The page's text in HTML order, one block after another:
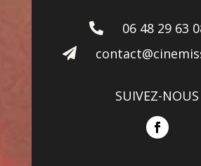
 06 48 29 63

SUIVEZ-NOUS